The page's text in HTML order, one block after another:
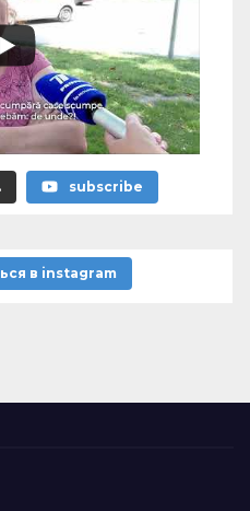
subscribe
в instagram